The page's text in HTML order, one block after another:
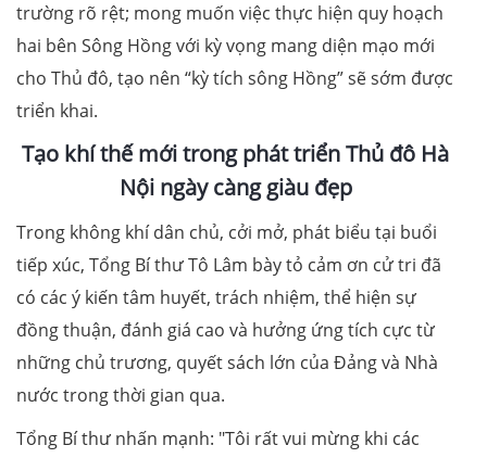
trường rõ rệt; mong muốn việc thực hiện quy hoạch
hai bên Sông Hồng với kỳ vọng mang diện mạo mới
cho Thủ đô, tạo nên “kỳ tích sông Hồng” sẽ sớm được
triển khai.
Tạo khí thế mới trong phát triển Thủ đô Hà
Nội ngày càng giàu đẹp
Trong không khí dân chủ, cởi mở, phát biểu tại buổi
tiếp xúc, Tổng Bí thư Tô Lâm bày tỏ cảm ơn cử tri đã
có các ý kiến tâm huyết, trách nhiệm, thể hiện sự
đồng thuận, đánh giá cao và hưởng ứng tích cực từ
những chủ trương, quyết sách lớn của Đảng và Nhà
nước trong thời gian qua.
Tổng Bí thư nhấn mạnh: "Tôi rất vui mừng khi các